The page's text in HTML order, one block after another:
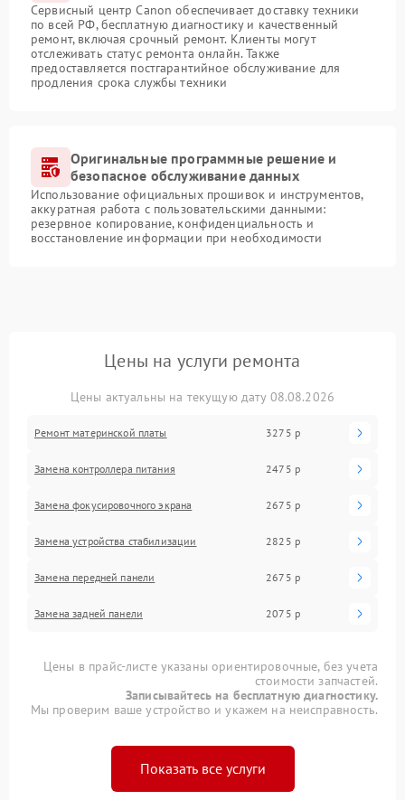
Сервисный центр Canon обеспечивает доставку техники
по всей РФ, бесплатную диагностику и качественный
ремонт, включая срочный ремонт. Клиенты могут
отслеживать статус ремонта онлайн. Также
предоставляется постгарантийное обслуживание для
продления срока службы техники
Оригинальные программные решение и
безопасное обслуживание данных
Использование официальных прошивок и инструментов,
аккуратная работа с пользовательскими данными:
резервное копирование, конфиденциальность и
восстановление информации при необходимости
Цены на услуги ремонта
Цены актуальны на текущую дату 08.08.2026
Ремонт материнской платы 3275 р
Замена контроллера питания 2475 р
Замена фокусировочного экрана 2675 р
Замена устройства стабилизации 2825 р
Замена передней панели 2675 р
Замена задней панели 2075 р
Цены в прайс-листе указаны ориентировочные, без учета
стоимости запчастей.
Записывайтесь на бесплатную диагностику.
Мы проверим ваше устройство и укажем на неисправность.
Показать все услуги